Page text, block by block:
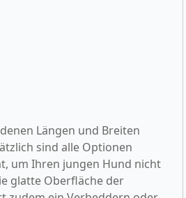
Längen und Breiten
sind alle Optionen
um Ihren jungen Hund nicht
glatte Oberfläche der